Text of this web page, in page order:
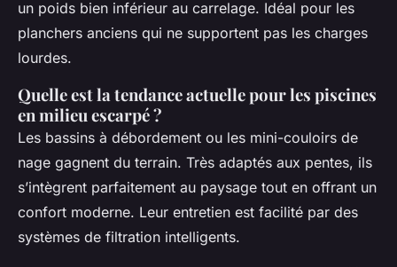
un poids bien inférieur au carrelage. Idéal pour les
planchers anciens qui ne supportent pas les charges
lourdes.
Quelle est la tendance actuelle pour les piscines
en milieu escarpé ?
Les bassins à débordement ou les mini-couloirs de
nage gagnent du terrain. Très adaptés aux pentes, ils
s’intègrent parfaitement au paysage tout en offrant un
confort moderne. Leur entretien est facilité par des
systèmes de filtration intelligents.